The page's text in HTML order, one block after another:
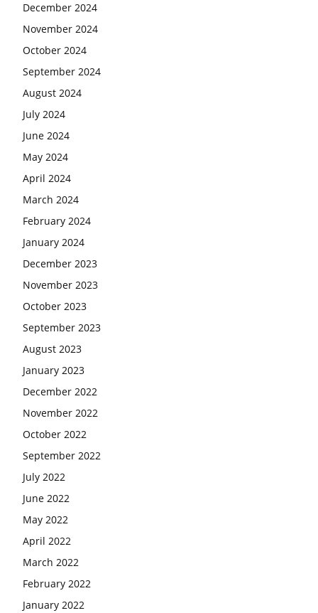
December 2024
November 2024
October 2024
September 2024
August 2024
July 2024
June 2024
May 2024
April 2024
March 2024
February 2024
January 2024
December 2023
November 2023
October 2023
September 2023
August 2023
January 2023
December 2022
November 2022
October 2022
September 2022
July 2022
June 2022
May 2022
April 2022
March 2022
February 2022
January 2022